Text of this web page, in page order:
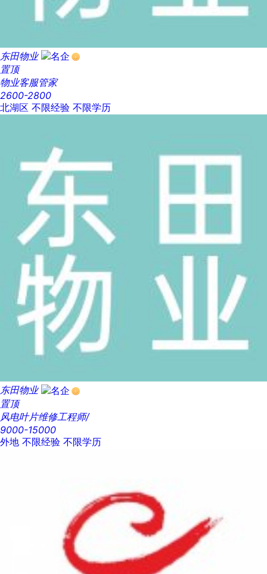
东田物业
置顶
物业客服管家
2600-2800
北湖区 不限经验 不限学历
东田物业
置顶
风电叶片维修工程师/
9000-15000
外地 不限经验 不限学历